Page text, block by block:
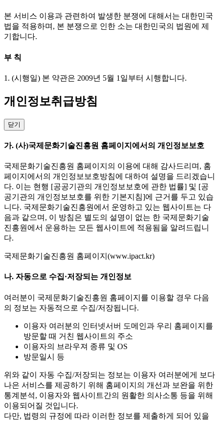
본 서비스 이용과 관련하여 발생한 분쟁에 대해서는 대한민국
법을 적용하며, 본 분쟁으로 인한 소는 대한민국의 법원에 제
기합니다.
부 칙
1. (시행일) 본 약관은 2009년 5월 1일부터 시행합니다.
개인정보취급방침
닫기
가. (사)국제문화기술진흥원 홈페이지에서의 개인정보보호
국제문화기술진흥원 홈페이지의 이용에 대해 감사드리며, 홈
페이지에서의 개인정보보호방침에 대하여 설명을 드리겠습니
다. 이는 현행 [공공기관의 개인정보보호에 관한 법률] 및 [공
공기관의 개인정보보호를 위한 기본지침]에 근거를 두고 있습
니다. 국제문화기술진흥원에서 운영하고 있는 웹사이트는 다
음과 같으며, 이 방침은 별도의 설명이 없는 한 국제문화기술
진흥원에서 운용하는 모든 웹사이트에 적용됨을 알려드립니
다.
국제문화기술진흥원 홈페이지(www.ipact.kr)
나. 자동으로 수집·저장되는 개인정보
여러분이 국제문화기술진흥원 홈페이지를 이용할 경우 다음
의 정보는 자동적으로 수집/저장됩니다.
이용자 여러분의 인터넷서버 도메인과 우리 홈페이지를
방문할 때 거친 웹사이트의 주소
이용자의 브라우져 종류 및 OS
방문일시 등
위와 같이 자동 수집/저장되는 정보는 이용자 여러분에게 보다
나은 서비스를 제공하기 위해 홈페이지의 개선과 보완을 위한
통계분석, 이용자와 웹사이트간의 원활한 의사소통 등을 위해
이용되어질 것입니다.
다만, 법령의 규정에 따라 이러한 정보를 제출하게 되어 있을